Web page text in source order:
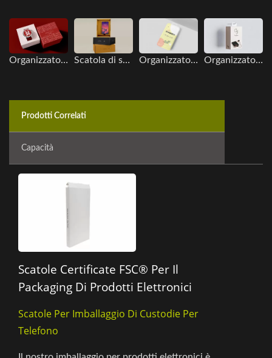
Organizzatore da scrivania Scatola di stoccaggio per cassetti Organizzatore appeso Organizzatore appeso
Prodotti Correlati
Capacità
Scatole Certificate FSC® Per Il
Packaging Di Prodotti Elettronici
Scatole Per Imballaggio Di Custodie Per
Telefono